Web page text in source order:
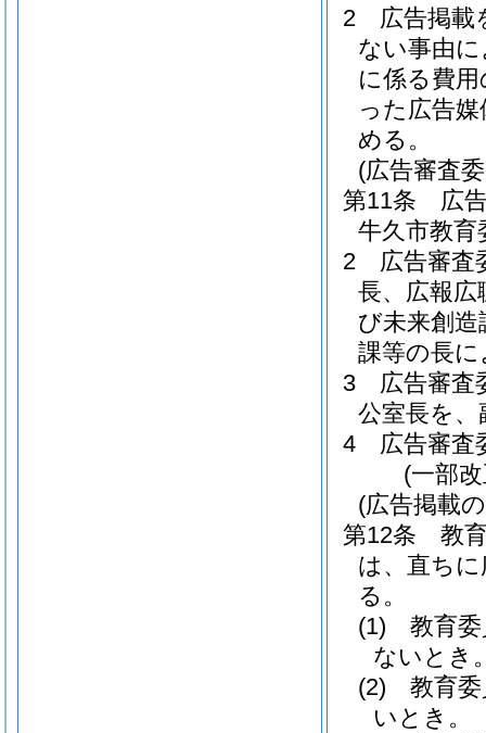
2
広告掲載
ない事由
に係る費
った広告
める。
(広告審査
第11条
広
牛久市教育
2
広告審査
長、広報広
び未来創
課等の長
3
広告審査
公室長を
4
広告審査
(一部
(広告掲載
第12条
教
は、直ち
る。
(1)
教育
ないとき
(2)
教育
いとき。